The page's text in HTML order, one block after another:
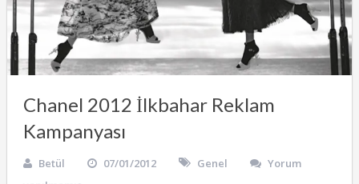
Chanel 2012 İlkbahar Reklam
Kampanyası
Betül 07/01/2012 Genel
Yorum